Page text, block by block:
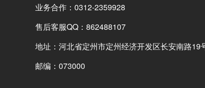
业务合作：0312-2359928
售后客服QQ：862488107
地址：河北省定州市定州经济开发区长安南路19
邮编：073000